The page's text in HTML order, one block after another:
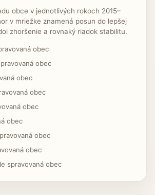
obce v jednotlivých rokoch 2015–
v mriežke znamená posun do lepšej
zhoršenie a rovnaký riadok stabilitu.
obec
obec
obec
obec
obec
obec
obec
obec
spravovaná obec